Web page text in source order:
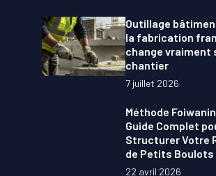
Outillage
la fabrication
change vraiment
chantier
7 juillet 2026
Méthode
Guide Complet
Structurer Votre
de Petits Boulots
22 avril 2026